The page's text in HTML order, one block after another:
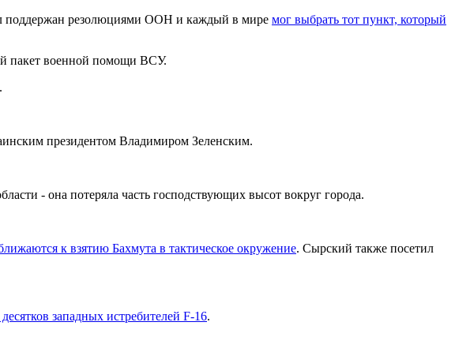
поддержан резолюциями ООН и каждый в мире мог выбрать тот пункт, который
пакет военной помощи ВСУ.
президентом Владимиром Зеленским.
- она потеряла часть господствующих высот вокруг города.
к взятию Бахмута в тактическое окружение. Сырский также посетил
десятков западных истребителей F-16.